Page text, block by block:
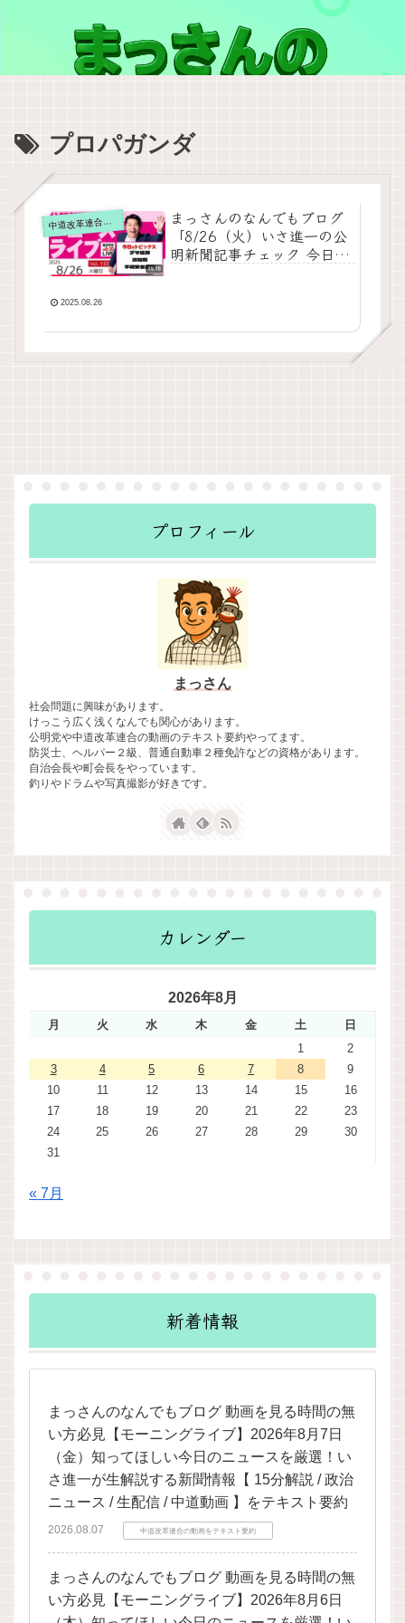
プロパガンダ
中道改革連合の動画をテキスト要約
まっさんのなんでもブログ
「8/26（火）いさ進一の公
明新聞記事チェック 今日の
2025.08.26
プロフィール
まっさん
社会問題に興味があります。
けっこう広く浅くなんでも関心があります。
公明党や中道改革連合の動画のテキスト要約やってます。
防災士、ヘルパー２級、普通自動車２種免許などの資格があります。
自治会長や町会長をやっています。
釣りやドラムや写真撮影が好きです。
カレンダー
2026年8月
月 火 水 木 金 土
日
1
2
3
4 5 6 7 8
9
10
11 12 13 14 15
16
17
18 19 20 21 22
23
24
25 26 27 28 29
30
31
« 7月
新着情報
まっさんのなんでもブログ 動画を見る時間の無
い方必見【モーニングライブ】2026年8月7日
（金）知ってほしい今日のニュースを厳選！い
さ進一が生解説する新聞情報【 15分解説 / 政治
ニュース / 生配信 / 中道動画 】をテキスト要約
2026.08.07 中道改革連合の動画をテキスト要約
まっさんのなんでもブログ 動画を見る時間の無
い方必見【モーニングライブ】2026年8月6日